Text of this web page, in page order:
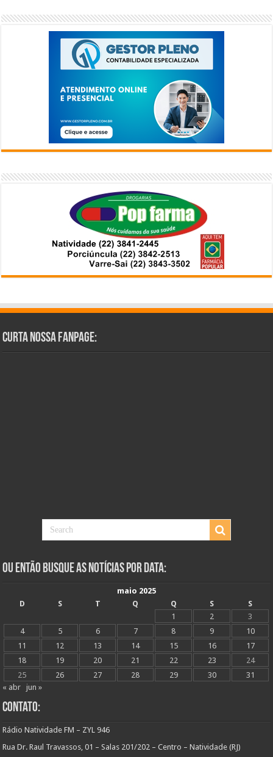
Curta Nossa Fanpage:
Ou Então Busque as Notícias Por Data:
maio 2025
D
S T Q Q S
S
1
2
3
4
5 6 7 8 9
10
11
12 13 14 15 16
17
18
19 20 21 22 23
24
25
26 27 28 29 30
31
« abr
jun »
Contato:
Rádio Natividade FM – ZYL 946
Rua Dr. Raul Travassos, 01 – Salas 201/202 – Centro – Natividade (RJ)